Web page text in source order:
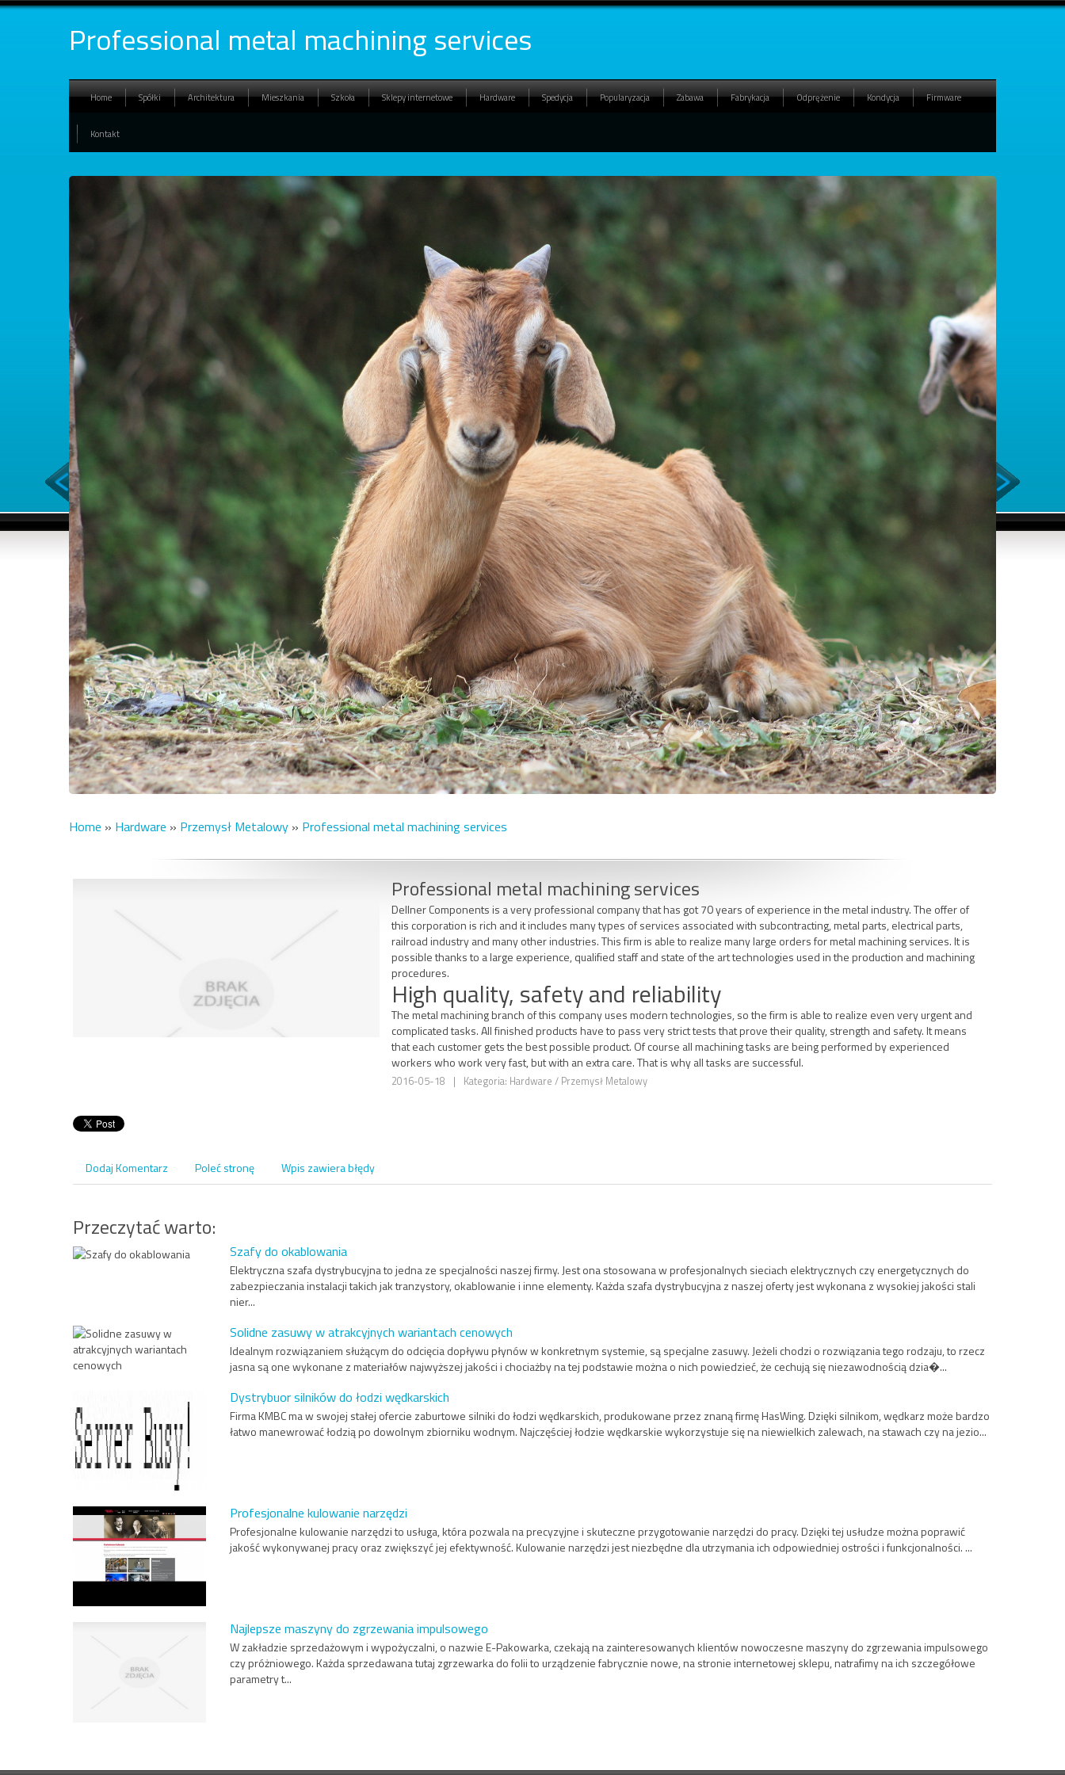
Professional metal machining services
Home Spółki Architektura Mieszkania Szkoła Sklepy internetowe Hardware Spedycja Popularyzacja Zabawa Fabrykacja Odprężenie Kondycja Firmware
Kontakt
Home » Hardware » Przemysł Metalowy » Professional metal machining services
Professional metal machining services
Dellner Components is a very professional company that has got 70 years of experience in the metal industry. The offer of
this corporation is rich and it includes many types of services associated with subcontracting, metal parts, electrical parts,
railroad industry and many other industries. This firm is able to realize many large orders for metal machining services. It is
possible thanks to a large experience, qualified staff and state of the art technologies used in the production and machining
procedures.
High quality, safety and reliability
The metal machining branch of this company uses modern technologies, so the firm is able to realize even very urgent and
complicated tasks. All finished products have to pass very strict tests that prove their quality, strength and safety. It means
that each customer gets the best possible product. Of course all machining tasks are being performed by experienced
workers who work very fast, but with an extra care. That is why all tasks are successful.
2016-05-18 | Kategoria: Hardware / Przemysł Metalowy
Dodaj Komentarz Poleć stronę Wpis zawiera błędy
Przeczytać warto:
Szafy do okablowania
Elektryczna szafa dystrybucyjna to jedna ze specjalności naszej firmy. Jest ona stosowana w profesjonalnych sieciach elektrycznych czy energetycznych do
zabezpieczania instalacji takich jak tranzystory, okablowanie i inne elementy. Każda szafa dystrybucyjna z naszej oferty jest wykonana z wysokiej jakości stali
nier...
Solidne zasuwy w atrakcyjnych wariantach cenowych
Idealnym rozwiązaniem służącym do odcięcia dopływu płynów w konkretnym systemie, są specjalne zasuwy. Jeżeli chodzi o rozwiązania tego rodzaju, to rzecz
jasna są one wykonane z materiałów najwyższej jakości i chociażby na tej podstawie można o nich powiedzieć, że cechują się niezawodnością dzia�...
Dystrybuor silników do łodzi wędkarskich
Firma KMBC ma w swojej stałej ofercie zaburtowe silniki do łodzi wędkarskich, produkowane przez znaną firmę HasWing. Dzięki silnikom, wędkarz może bardzo
łatwo manewrować łodzią po dowolnym zbiorniku wodnym. Najczęściej łodzie wędkarskie wykorzystuje się na niewielkich zalewach, na stawach czy na jezio...
Profesjonalne kulowanie narzędzi
Profesjonalne kulowanie narzędzi to usługa, która pozwala na precyzyjne i skuteczne przygotowanie narzędzi do pracy. Dzięki tej usłudze można poprawić
jakość wykonywanej pracy oraz zwiększyć jej efektywność. Kulowanie narzędzi jest niezbędne dla utrzymania ich odpowiedniej ostrości i funkcjonalności. ...
Najlepsze maszyny do zgrzewania impulsowego
W zakładzie sprzedażowym i wypożyczalni, o nazwie E-Pakowarka, czekają na zainteresowanych klientów nowoczesne maszyny do zgrzewania impulsowego
czy próżniowego. Każda sprzedawana tutaj zgrzewarka do folii to urządzenie fabrycznie nowe, na stronie internetowej sklepu, natrafimy na ich szczegółowe
parametry t...